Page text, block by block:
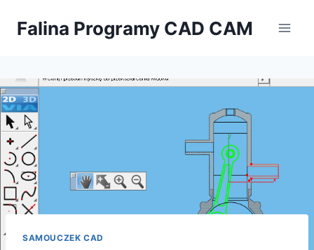
Falina Programy CAD CAM
SAMOUCZEK CAD